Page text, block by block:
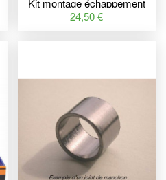
Kit montage échappement
BOLT KTM SX
24,50 €